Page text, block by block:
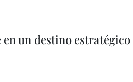
un destino estratégico